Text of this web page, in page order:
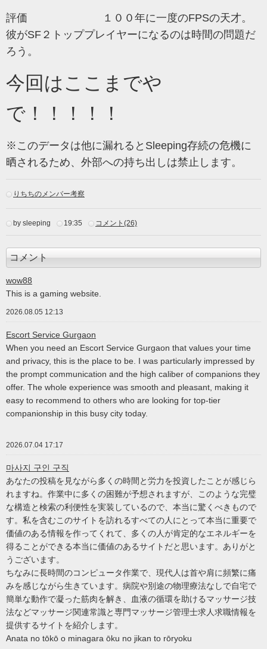
評価 １００年に一度のFPSの天才。
彼がSF２トッププレイヤーになるのは時間の問題だ
ろう。
今回はここまでや
で！！！！！
※このデータは他に漏れるとSleeping存続の危機に
晒されるため、外部への持ち出しは禁止します。
りちちのメンバー考察
by sleeping 19:35 コメント(26)
コメント
wow88
This is a gaming website.
2026.08.05 12:13
Escort Service Gurgaon
When you need an Escort Service Gurgaon that values your time
and privacy, this is the place to be. I was particularly impressed by
the prompt communication and the high caliber of companions they
offer. The whole experience was smooth and pleasant, making it
easy to recommend to others who are looking for top-tier
companionship in this busy city today.
2026.07.04 17:17
마사지 구인 구직
あなたの投稿を見ながら多くの時間と労力を投資したことが感じら
れますね。作業中に多くの困難が予想されますが、このような完璧
な構造と検索の利便性を実装しているので、本当に驚くべきもので
す。私を含むこのサイトを訪れるすべての人にとって本当に重要で
価値のある情報を作ってくれて、多くの人が肯定的なエネルギーを
得ることができる本当に価値のあるサイトだと思います。ありがと
うございます。
ちなみに長時間のコンピュータ作業で、現代人は首や肩に頻繁に痛
みを感じながら生きています。病院や別途の物理療法なしで自宅で
簡単な動作で凝った筋肉を解き、血液の循環を助けるマッサージ技
法などマッサージ関連常識と専門マッサージ管理士求人求職情報を
提供するサイトを紹介します。
Anata no tōkō o minagara ōku no jikan to rōryoku